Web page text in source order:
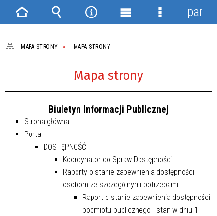
MAPA STRONY MAPA STRONY
Mapa strony
Biuletyn Informacji Publicznej
Strona główna
Portal
DOSTĘPNOŚĆ
Koordynator do Spraw Dostępności
Raporty o stanie zapewnienia dostępności
osobom ze szczególnymi potrzebami
Raport o stanie zapewnienia dostępności
podmiotu publicznego - stan w dniu 1
Strona
główna
Wyszukiwarka
NarzędziaMenu
Menu
panel